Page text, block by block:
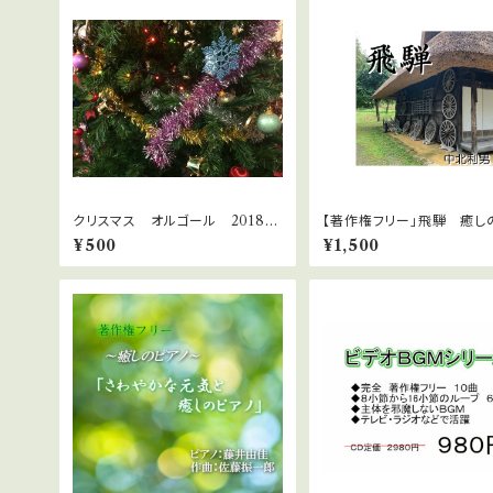
クリスマス オルゴール 2018
10曲
¥500
【著作権フリー」飛騨 癒し
ノ８曲 中北利男
¥1,500